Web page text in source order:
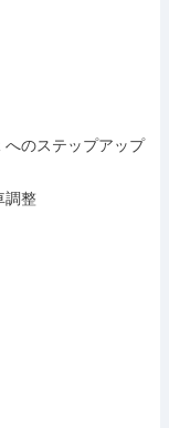
へのステップアップ
調整